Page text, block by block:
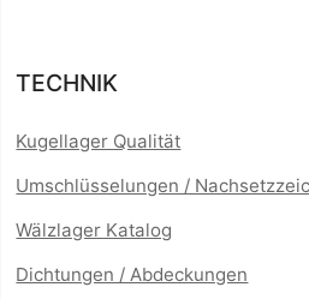
TECHNIK
Kugellager Qualität
Umschlüsselungen /
Wälzlager Katalog
Dichtungen / Abdeckungen